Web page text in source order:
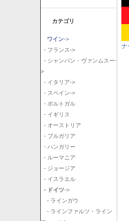
カテゴリ
ワイン->
- フランス->
- シャンパン・ヴァンムスー-
>
- イタリア->
- スペイン->
- ポルトガル
- イギリス
- オーストリア
- ブルガリア
- ハンガリー
- ルーマニア
- ジョージア
- イスラエル
- ドイツ->
- ラインガウ
- ラインファルツ・ライン
ナ